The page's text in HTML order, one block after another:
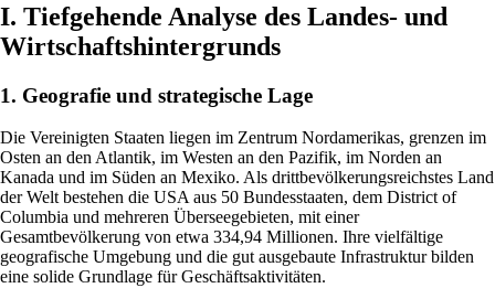
I. Tiefgehende Analyse des Landes- und
Wirtschaftshintergrunds
1. Geografie und strategische Lage
Die Vereinigten Staaten liegen im Zentrum Nordamerikas, grenzen im
Osten an den Atlantik, im Westen an den Pazifik, im Norden an
Kanada und im Süden an Mexiko. Als drittbevölkerungsreichstes Land
der Welt bestehen die USA aus 50 Bundesstaaten, dem District of
Columbia und mehreren Überseegebieten, mit einer
Gesamtbevölkerung von etwa 334,94 Millionen. Ihre vielfältige
geografische Umgebung und die gut ausgebaute Infrastruktur bilden
eine solide Grundlage für Geschäftsaktivitäten.